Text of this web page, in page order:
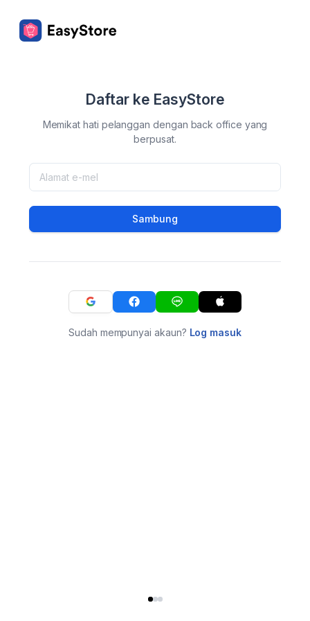
Daftar ke EasyStore
Memikat hati pelanggan dengan back office yang
berpusat.
Sambung
Sudah mempunyai akaun? Log masuk